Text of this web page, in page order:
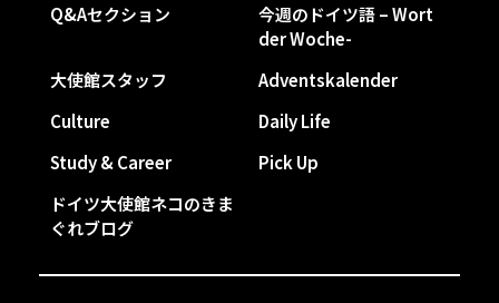
Q&Aセクション
今週のドイツ語 – Wort
der Woche-
大使館スタッフ
Adventskalender
Culture
Daily Life
Study & Career
Pick Up
ドイツ大使館ネコのきま
ぐれブログ